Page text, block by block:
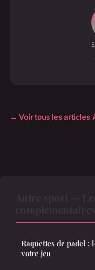
← Voir tous les articles
Raquettes de padel :
votre jeu